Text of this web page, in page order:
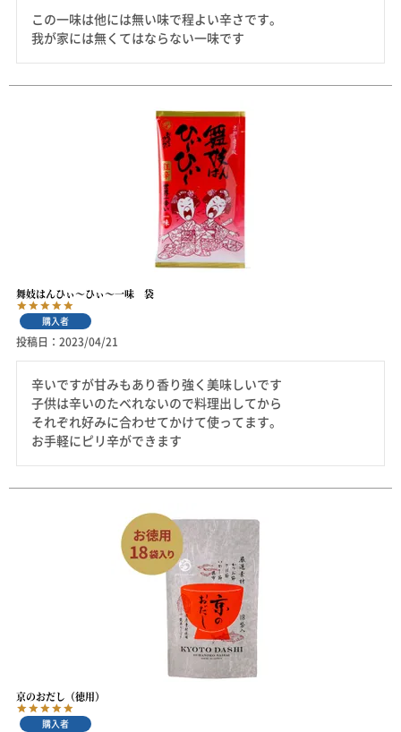
この一味は他には無い味で程よい辛さです。
我が家には無くてはならない一味です
舞妓はんひぃ～ひぃ～一味 袋
購入者
投稿日 2023/04/21
辛いですが甘みもあり香り強く美味しいです
子供は辛いのたべれないので料理出してから
それぞれ好みに合わせてかけて使ってます。
お手軽にピリ辛ができます
京のおだし（徳用）
購入者